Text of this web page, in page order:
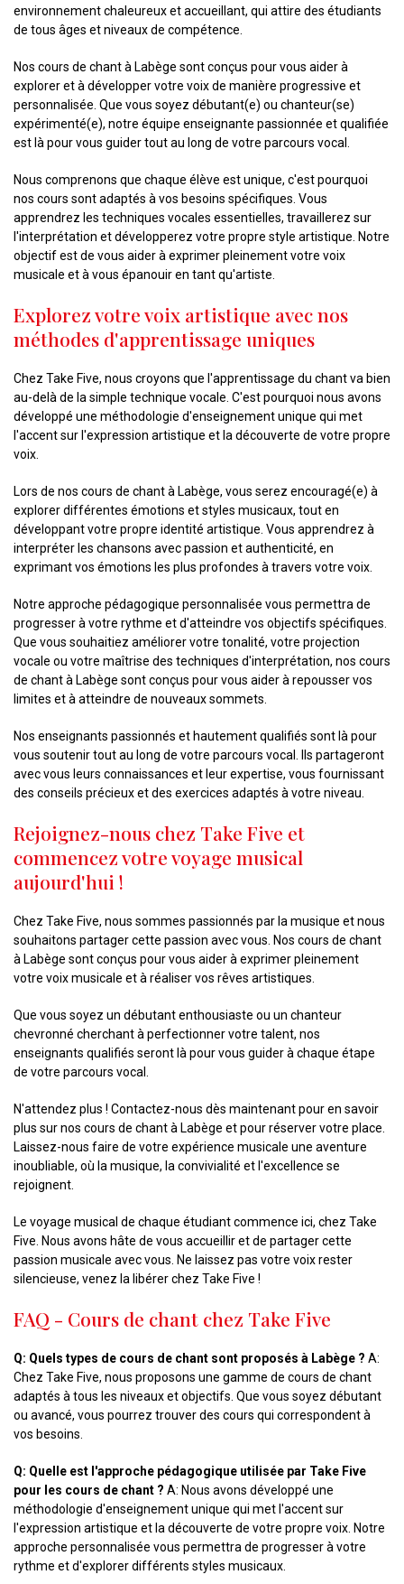
environnement chaleureux et accueillant, qui attire des étudiants
de tous âges et niveaux de compétence.
Nos cours de chant à Labège sont conçus pour vous aider à
explorer et à développer votre voix de manière progressive et
personnalisée. Que vous soyez débutant(e) ou chanteur(se)
expérimenté(e), notre équipe enseignante passionnée et qualifiée
est là pour vous guider tout au long de votre parcours vocal.
Nous comprenons que chaque élève est unique, c'est pourquoi
nos cours sont adaptés à vos besoins spécifiques. Vous
apprendrez les techniques vocales essentielles, travaillerez sur
l'interprétation et développerez votre propre style artistique. Notre
objectif est de vous aider à exprimer pleinement votre voix
musicale et à vous épanouir en tant qu'artiste.
Explorez votre voix artistique avec nos
méthodes d'apprentissage uniques
Chez Take Five, nous croyons que l'apprentissage du chant va bien
au-delà de la simple technique vocale. C'est pourquoi nous avons
développé une méthodologie d'enseignement unique qui met
l'accent sur l'expression artistique et la découverte de votre propre
voix.
Lors de nos cours de chant à Labège, vous serez encouragé(e) à
explorer différentes émotions et styles musicaux, tout en
développant votre propre identité artistique. Vous apprendrez à
interpréter les chansons avec passion et authenticité, en
exprimant vos émotions les plus profondes à travers votre voix.
Notre approche pédagogique personnalisée vous permettra de
progresser à votre rythme et d'atteindre vos objectifs spécifiques.
Que vous souhaitiez améliorer votre tonalité, votre projection
vocale ou votre maîtrise des techniques d'interprétation, nos cours
de chant à Labège sont conçus pour vous aider à repousser vos
limites et à atteindre de nouveaux sommets.
Nos enseignants passionnés et hautement qualifiés sont là pour
vous soutenir tout au long de votre parcours vocal. Ils partageront
avec vous leurs connaissances et leur expertise, vous fournissant
des conseils précieux et des exercices adaptés à votre niveau.
Rejoignez-nous chez Take Five et
commencez votre voyage musical
aujourd'hui !
Chez Take Five, nous sommes passionnés par la musique et nous
souhaitons partager cette passion avec vous. Nos cours de chant
à Labège sont conçus pour vous aider à exprimer pleinement
votre voix musicale et à réaliser vos rêves artistiques.
Que vous soyez un débutant enthousiaste ou un chanteur
chevronné cherchant à perfectionner votre talent, nos
enseignants qualifiés seront là pour vous guider à chaque étape
de votre parcours vocal.
N'attendez plus ! Contactez-nous dès maintenant pour en savoir
plus sur nos cours de chant à Labège et pour réserver votre place.
Laissez-nous faire de votre expérience musicale une aventure
inoubliable, où la musique, la convivialité et l'excellence se
rejoignent.
Le voyage musical de chaque étudiant commence ici, chez Take
Five. Nous avons hâte de vous accueillir et de partager cette
passion musicale avec vous. Ne laissez pas votre voix rester
silencieuse, venez la libérer chez Take Five !
FAQ - Cours de chant chez Take Five
Q: Quels types de cours de chant sont proposés à Labège ? A:
Chez Take Five, nous proposons une gamme de cours de chant
adaptés à tous les niveaux et objectifs. Que vous soyez débutant
ou avancé, vous pourrez trouver des cours qui correspondent à
vos besoins.
Q: Quelle est l'approche pédagogique utilisée par Take Five
pour les cours de chant ? A: Nous avons développé une
méthodologie d'enseignement unique qui met l'accent sur
l'expression artistique et la découverte de votre propre voix. Notre
approche personnalisée vous permettra de progresser à votre
rythme et d'explorer différents styles musicaux.